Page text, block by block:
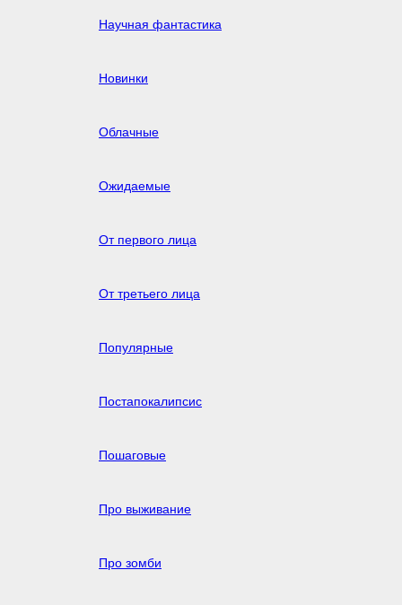
Научная фантастика
Новинки
Облачные
Ожидаемые
От первого лица
От третьего лица
Популярные
Постапокалипсис
Пошаговые
Про выживание
Про зомби